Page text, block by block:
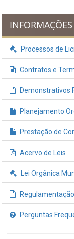
Processos de
Contratos e
Demonstrativos
Planejamento
Prestação de
Acervo de Leis
Lei Orgânica
Perguntas